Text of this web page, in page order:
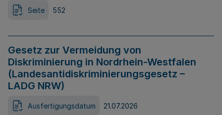
Seite 552
Gesetz zur Vermeidung von
Diskriminierung in Nordrhein-Westfalen
(Landesantidiskriminierungsgesetz –
LADG NRW)
Ausfertigungsdatum 21.07.2026